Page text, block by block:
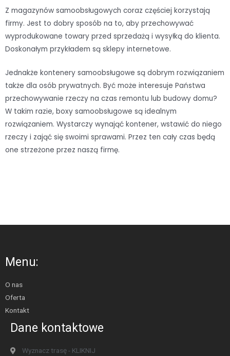
Z magazynów samoobsługowych coraz częściej korzystają
firmy. Jest to dobry sposób na to, aby przechowywać
wyprodukowane towary przed sprzedażą i wysyłką do klienta.
Doskonałym przykładem są sklepy internetowe.
Jednakże kontenery samoobsługowe są dobrym rozwiązaniem
także dla osób prywatnych. Być może interesuje Państwa
przechowywanie rzeczy na czas remontu lub budowy domu?
W takim razie, boxy samoobsługowe są idealnym
rozwiązaniem. Wystarczy wynająć kontener, wstawić do niego
rzeczy i zająć się swoimi sprawami. Przez ten cały czas będą
one strzeżone przez naszą firmę.
Menu:
O nas
Oferta
Kontakt
Dane kontaktowe
Wyznacz trasę - KLIKNIJ